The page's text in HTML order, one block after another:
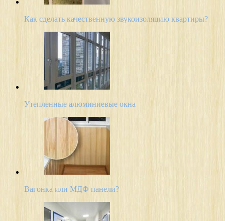
Как сделать качественную звукоизоляцию квартиры?
Утепленные алюминиевые окна
Вагонка или МДФ панели?